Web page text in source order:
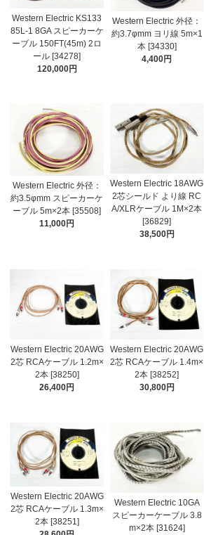
Western Electric KS133
85L-1 8GA スピーカーケ
ーブル 150FT(45m) 2ロ
ール [34278]
120,000円
Western Electric 外径：
約3.7φmm ヨリ線 5m×1
本 [34330]
4,400円
Western Electric 外径：
約3.5φmm スピーカーケ
ーブル 5m×2本 [35508]
11,000円
Western Electric 18AWG
2芯シールド より線 RC
A/XLRケーブル 1M×2本
[36829]
38,500円
Western Electric 20AWG
2芯 RCAケーブル 1.2m×
2本 [38250]
26,400円
Western Electric 20AWG
2芯 RCAケーブル 1.4m×
2本 [38252]
30,800円
Western Electric 20AWG
2芯 RCAケーブル 1.3m×
2本 [38251]
Western Electric 10GA
スピーカーケーブル 3.8
m×2本 [31624]